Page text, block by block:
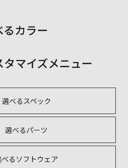
カラー
マイズメニュー
選べるスペック
選べるパーツ
るソフトウェア